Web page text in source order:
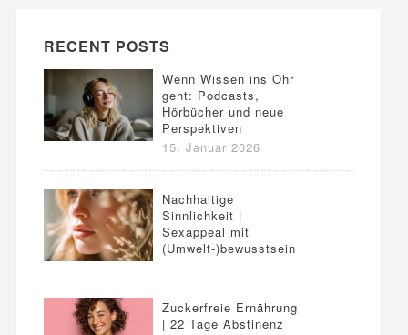
RECENT POSTS
Wenn Wissen ins Ohr
geht: Podcasts,
Hörbücher und neue
Perspektiven
15. Januar 2026
Nachhaltige
Sinnlichkeit |
Sexappeal mit
(Umwelt-)bewusstsein
Zuckerfreie Ernährung
| 22 Tage Abstinenz